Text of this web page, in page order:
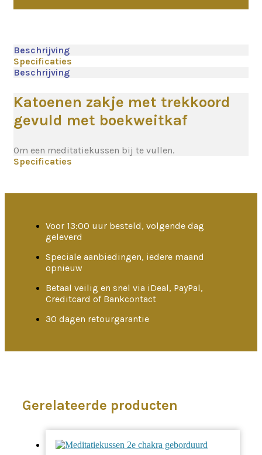
Beschrijving
Specificaties
Beschrijving
Katoenen zakje met trekkoord
gevuld met boekweitkaf
Om een meditatiekussen bij te vullen.
Specificaties
Voor 13:00 uur besteld, volgende dag
geleverd
Speciale aanbiedingen, iedere maand
opnieuw
Betaal veilig en snel via iDeal, PayPal,
Creditcard of Bankcontact
30 dagen retourgarantie
Gerelateerde producten